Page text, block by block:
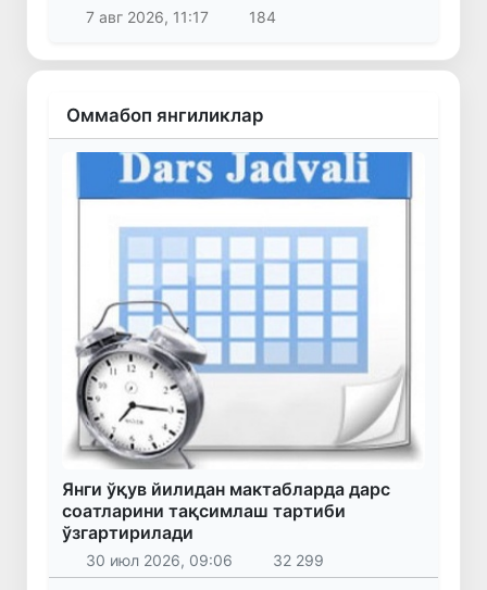
7 авг 2026, 11:17
184
Оммабоп янгиликлар
Янги ўқув йилидан мактабларда дарс
соатларини тақсимлаш тартиби
ўзгартирилади
30 июл 2026, 09:06 32 299